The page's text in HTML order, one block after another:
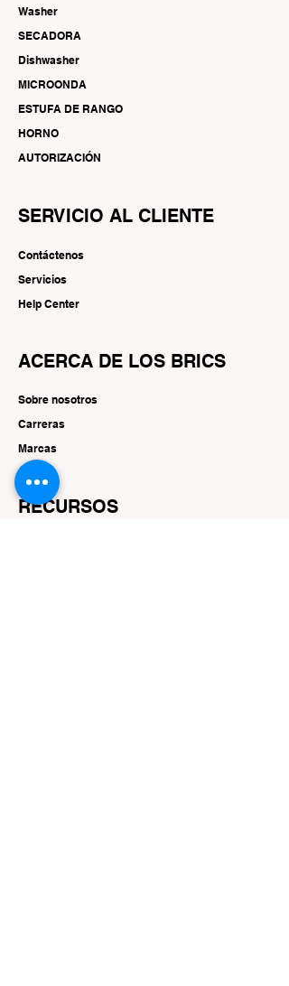
Washer
SECADORA
Dishwasher
MICROONDA
ESTUFA DE RANGO
HORNO
AUTORIZACIÓN
SERVICIO AL CLIENTE
Contáctenos
Servicios
Help Center
ACERCA DE LOS BRICS
Sobre nosotros
Carreras
Marcas
RECURSOS